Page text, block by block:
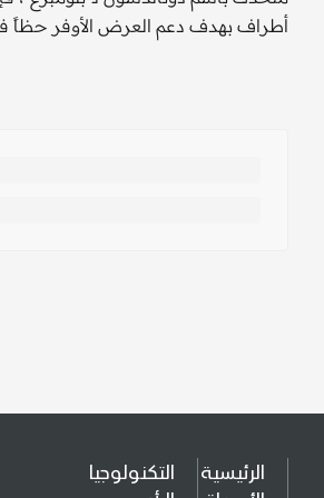
أطراف بهدف دعم العرض الأوفر حظاً
الرئيسية
التكنولوجيا